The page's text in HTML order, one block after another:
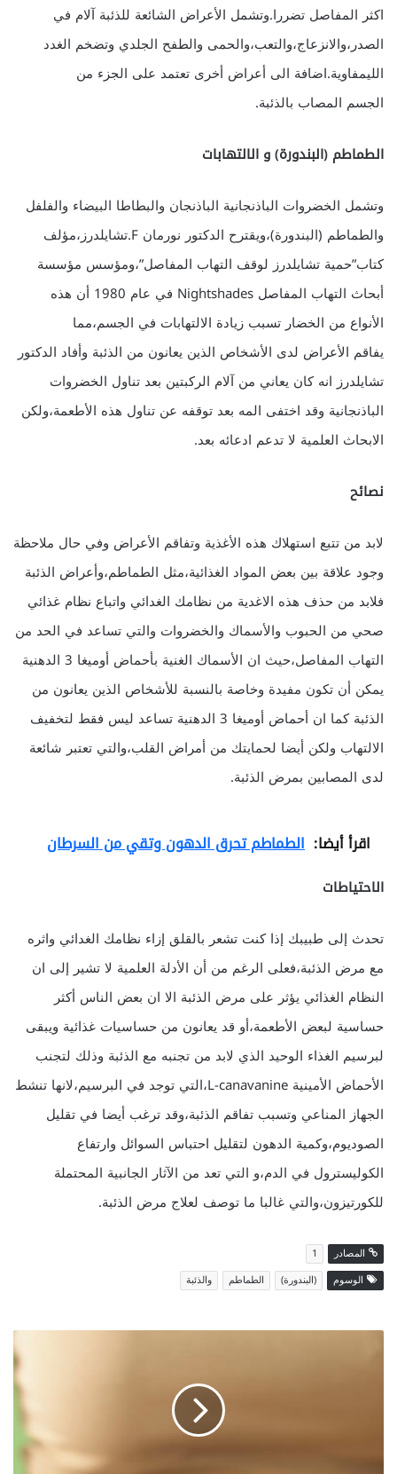
اكثر المفاصل تضررا.وتشمل الأعراض الشائعة للذئبة آلام في
الصدر،والانزعاج،والتعب،والحمى والطفح الجلدي وتضخم الغدد
الليمفاوية.اضافة الى أعراض أخرى تعتمد على الجزء من
الجسم المصاب بالذئبة.
الطماطم (البندورة) و الالتهابات
وتشمل الخضروات الباذنجانية الباذنجان والبطاطا البيضاء والفلفل
والطماطم (البندورة)،ويقترح الدكتور نورمان F.تشايلدرز،مؤلف
كتاب”حمية تشايلدرز لوقف التهاب المفاصل”،ومؤسس مؤسسة
أبحاث التهاب المفاصل Nightshades في عام 1980 أن هذه
الأنواع من الخضار تسبب زيادة الالتهابات في الجسم،مما
يفاقم الأعراض لدى الأشخاص الذين يعانون من الذئبة وأفاد الدكتور
تشايلدرز انه كان يعاني من آلام الركبتين بعد تناول الخضروات
الباذنجانية وقد اختفى المه بعد توقفه عن تناول هذه الأطعمة،ولكن
الابحاث العلمية لا تدعم ادعائه بعد.
نصائح
لابد من تتبع استهلاك هذه الأغذية وتفاقم الأعراض وفي حال ملاحظة
وجود علاقة بين بعض المواد الغذائية،مثل الطماطم،وأعراض الذئبة
فلابد من حذف هذه الاغدية من نظامك الغدائي واتباع نظام غذائي
صحي من الحبوب والأسماك والخضروات والتي تساعد في الحد من
التهاب المفاصل،حيث ان الأسماك الغنية بأحماض أوميغا 3 الدهنية
يمكن أن تكون مفيدة وخاصة بالنسبة للأشخاص الذين يعانون من
الذئبة كما ان أحماض أوميغا 3 الدهنية تساعد ليس فقط لتخفيف
الالتهاب ولكن أيضا لحمايتك من أمراض القلب،والتي تعتبر شائعة
لدى المصابين بمرض الذئبة.
اقرأ أيضا: الطماطم تحرق الدهون وتقي من السرطان
الاحتياطات
تحدث إلى طبيبك إذا كنت تشعر بالقلق إزاء نظامك الغدائي واثره
مع مرض الذئبة،فعلى الرغم من أن الأدلة العلمية لا تشير إلى ان
النظام الغذائي يؤثر على مرض الذئبة الا ان بعض الناس أكثر
حساسية لبعض الأطعمة،أو قد يعانون من حساسيات غذائية ويبقى
لبرسيم الغذاء الوحيد الذي لابد من تجنبه مع الذئبة وذلك لتجنب
الأحماض الأمينية L-canavanine،التي توجد في البرسيم،لانها تنشط
الجهاز المناعي وتسبب تفاقم الذئبة،وقد ترغب أيضا في تقليل
الصوديوم،وكمية الدهون لتقليل احتباس السوائل وارتفاع
الكوليسترول في الدم،و التي تعد من الآثار الجانبية المحتملة
للكورتيزون،والتي غالبا ما توصف لعلاج مرض الذئبة.
المصادر
1
الوسوم
(البندورة) الطماطم والذئبة